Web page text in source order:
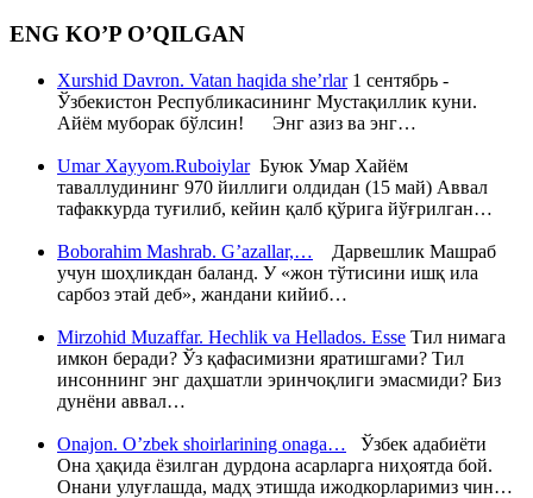
ENG KO’P O’QILGAN
Xurshid Davron. Vatan haqida she’rlar1 сентябрь -
Ўзбекистон Республикасининг Мустақиллик куни.
Айём муборак бўлсин! Энг азиз ва энг…
Umar Xayyom.RuboiylarБуюк Умар Хайём
таваллудининг 970 йиллиги олдидан (15 май) Аввал
тафаккурда туғилиб, кейин қалб қўрига йўғрилган…
Boborahim Mashrab. G’azallar,… Дарвешлик Машраб
учун шоҳликдан баланд. У «жон тўтисини ишқ ила
сарбоз этай деб», жандани кийиб…
Mirzohid Muzaffar. Hechlik va Hellados. Esse Тил нимага
имкон беради? Ўз қафасимизни яратишгами? Тил
инсоннинг энг даҳшатли эринчоқлиги эмасмиди? Биз
дунёни аввал…
Onajon. O’zbek shoirlarining onaga… Ўзбек адабиёти
Она ҳақида ёзилган дурдона асарларга ниҳоятда бой.
Онани улуғлашда, мадҳ этишда ижодкорларимиз чин…